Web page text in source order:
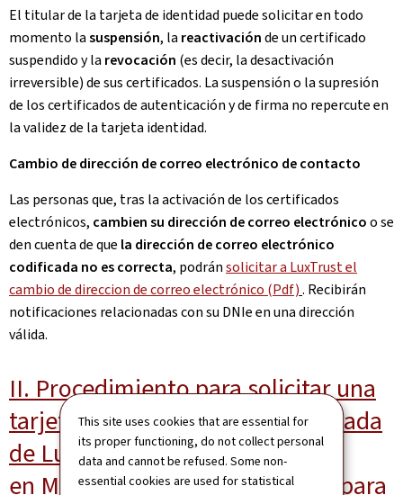
This site uses cookies that are essential for
its proper functioning, do not collect personal
data and cannot be refused. Some non-
essential cookies are used for statistical
El titular de la tarjeta de identidad puede solicitar en todo
momento lasuspensión, la reactivaciónde un certificado
suspendido y la revocación (es decir, la desactivación
irreversible) de sus certificados. La suspensión o la supresión
de los certificados de autenticación y de firma no repercute en
la validez de la tarjeta identidad.
Cambio de dirección de correo electrónico de contacto
Las personas que, tras la activación de los certificados
electrónicos, cambien su dirección de correo electrónicoo se
den cuenta de que la dirección de correo electrónico
codificada no es correcta, podránsolicitar a LuxTrust el
cambio de direccion de correo electrónico (Pdf). Recibirán
notificaciones relacionadas con su DNIe en una dirección
válida.
II. Procedimiento para solicitar una
tarjeta de identidad en la Embajada
de Luxemburgo
en Madrid (únicamente posible para